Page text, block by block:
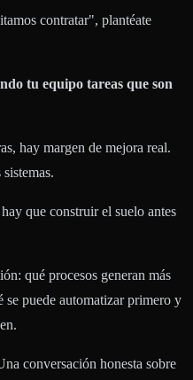
contratar", plantéate
tu equipo tareas que son
hay margen de mejora real.
que construir el suelo antes
qué procesos generan más
se puede automatizar primero y
conversación honesta sobre